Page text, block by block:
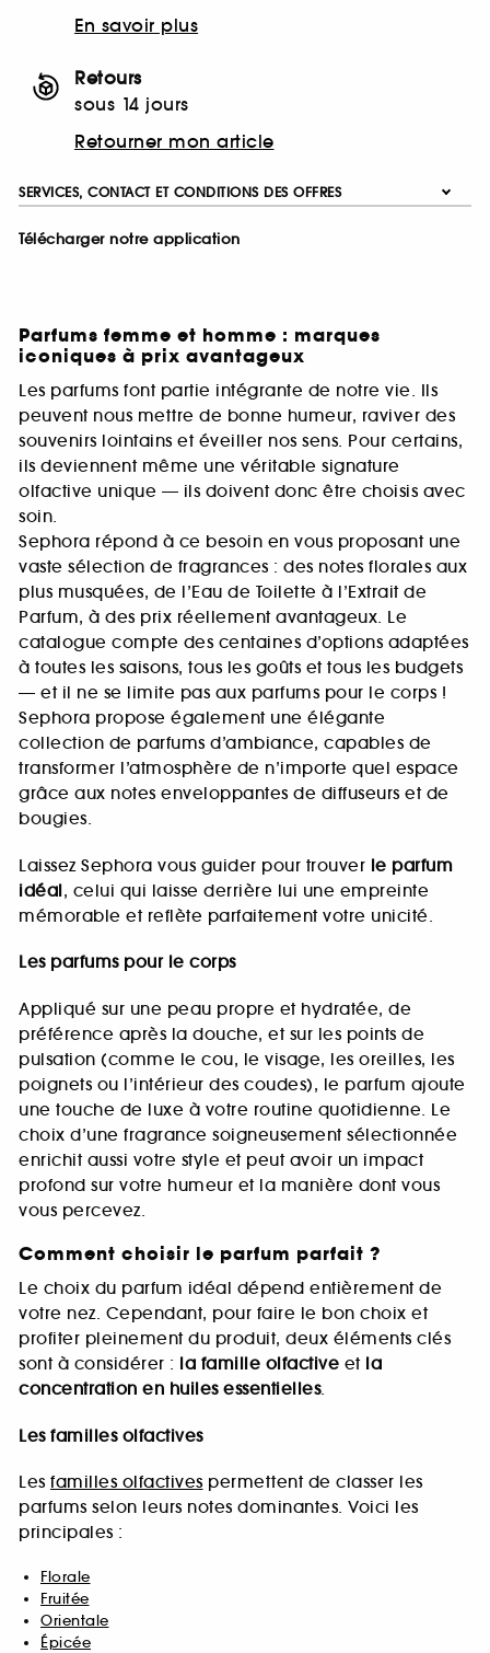
En savoir plus
Retours
sous 14 jours
Retourner mon article
SERVICES, CONTACT ET CONDITIONS DES OFFRES
Télécharger notre application
Parfums femme et homme : marques
iconiques à prix avantageux
Les parfums font partie intégrante de notre vie. Ils
peuvent nous mettre de bonne humeur, raviver des
souvenirs lointains et éveiller nos sens. Pour certains,
ils deviennent même une véritable signature
olfactive unique — ils doivent donc être choisis avec
soin.
Sephora répond à ce besoin en vous proposant une
vaste sélection de fragrances : des notes florales aux
plus musquées, de l’Eau de Toilette à l’Extrait de
Parfum, à des prix réellement avantageux. Le
catalogue compte des centaines d’options adaptées
à toutes les saisons, tous les goûts et tous les budgets
— et il ne se limite pas aux parfums pour le corps !
Sephora propose également une élégante
collection de parfums d’ambiance, capables de
transformer l’atmosphère de n’importe quel espace
grâce aux notes enveloppantes de diffuseurs et de
bougies.
Laissez Sephora vous guider pour trouver le parfum
idéal, celui qui laisse derrière lui une empreinte
mémorable et reflète parfaitement votre unicité.
Les parfums pour le corps
Appliqué sur une peau propre et hydratée, de
préférence après la douche, et sur les points de
pulsation (comme le cou, le visage, les oreilles, les
poignets ou l’intérieur des coudes), le parfum ajoute
une touche de luxe à votre routine quotidienne. Le
choix d’une fragrance soigneusement sélectionnée
enrichit aussi votre style et peut avoir un impact
profond sur votre humeur et la manière dont vous
vous percevez.
Comment choisir le parfum parfait ?
Le choix du parfum idéal dépend entièrement de
votre nez. Cependant, pour faire le bon choix et
profiter pleinement du produit, deux éléments clés
sont à considérer : la famille olfactive et la
concentration en huiles essentielles.
Les familles olfactives
Les familles olfactives permettent de classer les
parfums selon leurs notes dominantes. Voici les
principales :
Florale
Fruitée
Orientale
Épicée